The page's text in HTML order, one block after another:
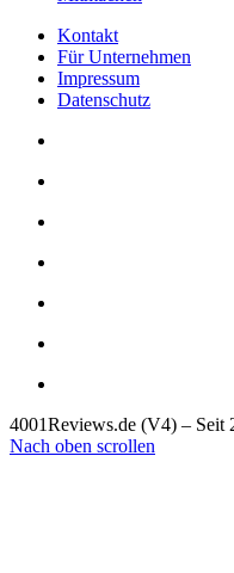
Kontakt
Für Unternehmen
Impressum
Datenschutz
4001Reviews.de (V4) – Seit
Nach oben scrollen